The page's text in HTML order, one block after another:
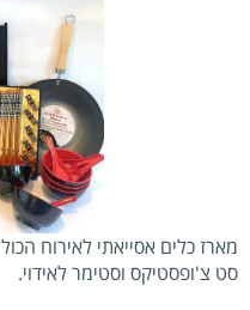
מארז כלים אסייאתי לאירוח
סט צ'ופסטיקס וסטימר לאידוי.